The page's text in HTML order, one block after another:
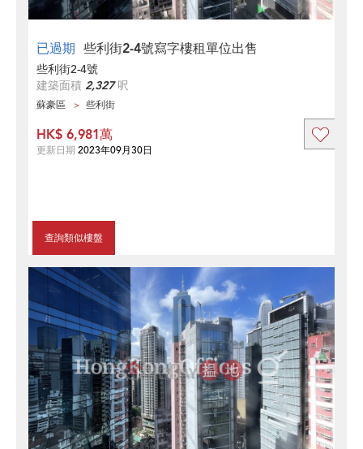
已過期 些利街2-4號寫字樓租單位出售
些利街2-4號
建築面積 2,327呎
蘇豪區 些利街
查詢類似樓盤
HK$ 6,981萬
更新日期 2023年09月30日